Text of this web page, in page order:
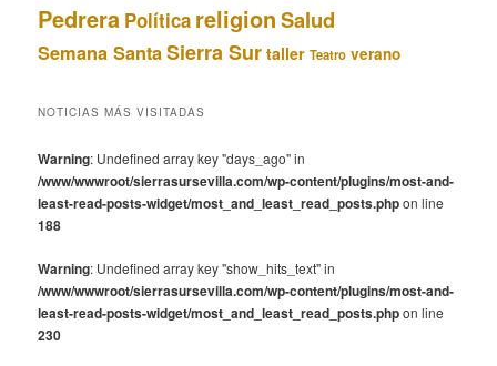
Pedrera Política religionSalud
Semana Santa Sierra Sur taller Teatro verano
NOTICIAS MÁS VISITADAS
Warning: Undefined array key "days_ago" in
/www/wwwroot/sierrasursevilla.com/wp-content/plugins/most-and-
least-read-posts-widget/most_and_least_read_posts.phpon line
188
Warning: Undefined array key "show_hits_text" in
/www/wwwroot/sierrasursevilla.com/wp-content/plugins/most-and-
least-read-posts-widget/most_and_least_read_posts.phpon line
230